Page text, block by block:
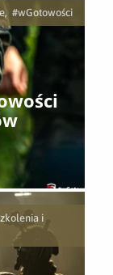
#wGotowości
i